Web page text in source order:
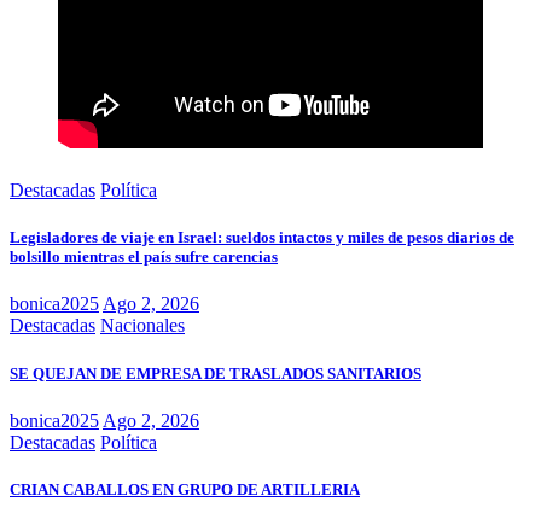
Destacadas Política
Legisladores de viaje en Israel: sueldos intactos y miles de pesos diarios de
bolsillo mientras el país sufre carencias
bonica2025 Ago 2, 2026
Destacadas Nacionales
SE QUEJAN DE EMPRESA DE TRASLADOS SANITARIOS
bonica2025 Ago 2, 2026
Destacadas Política
CRIAN CABALLOS EN GRUPO DE ARTILLERIA